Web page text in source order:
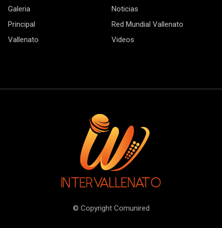
Galeria
Noticias
Principal
Red Mundial Vallenato
Vallenato
Videos
© Copyright Comunired